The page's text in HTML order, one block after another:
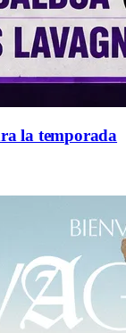
la temporada